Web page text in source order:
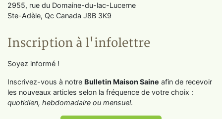
2955, rue du Domaine-du-lac-Lucerne
Ste-Adèle, Qc Canada J8B 3K9
Inscription à l'infolettre
Soyez informé !
Inscrivez-vous à notre Bulletin Maison Saine afin de recevoir
les nouveaux articles selon la fréquence de votre choix :
quotidien, hebdomadaire ou mensuel.